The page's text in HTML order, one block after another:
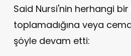
Said Nursi'nin herhangi
toplamadığına veya
şöyle devam etti: